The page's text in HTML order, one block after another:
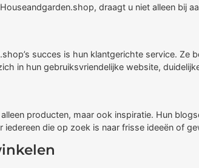
draagt u niet alleen bij
succes is hun klantgerichte service.
in hun gebruiksvriendelijke website,
producten, maar ook inspiratie. Hun
iedereen die op zoek is naar frisse ideeën of